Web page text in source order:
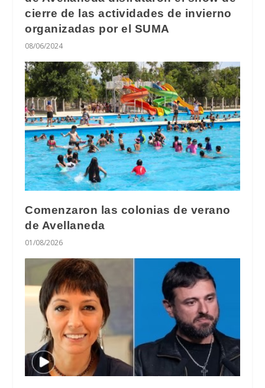
cierre de las actividades de invierno
organizadas por el SUMA
08/06/2024
Comenzaron las colonias de verano
de Avellaneda
01/08/2026